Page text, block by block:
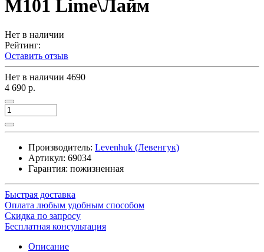
M101 Lime\Лайм
Нет в наличии
Рейтинг:
Оставить отзыв
Нет в наличии 4690
4 690 р.
Производитель: Levenhuk (Левенгук)
Артикул: 69034
Гарантия: пожизненная
Быстрая доставка
Оплата любым удобным способом
Скидка по запросу
Бесплатная консультация
Описание